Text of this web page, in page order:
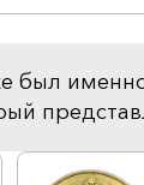
был